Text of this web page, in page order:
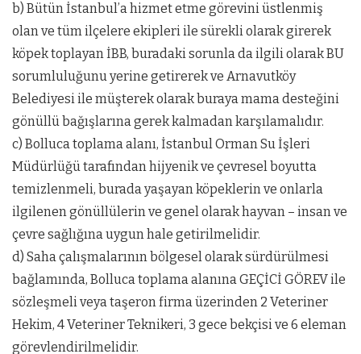
b) Bütün İstanbul’a hizmet etme görevini üstlenmiş
olan ve tüm ilçelere ekipleri ile sürekli olarak girerek
köpek toplayan İBB, buradaki sorunla da ilgili olarak BU
sorumluluğunu yerine getirerek ve Arnavutköy
Belediyesi ile müşterek olarak buraya mama desteğini
gönüllü bağışlarına gerek kalmadan karşılamalıdır.
c) Bolluca toplama alanı, İstanbul Orman Su İşleri
Müdürlüğü tarafından hijyenik ve çevresel boyutta
temizlenmeli, burada yaşayan köpeklerin ve onlarla
ilgilenen gönüllülerin ve genel olarak hayvan – insan ve
çevre sağlığına uygun hale getirilmelidir.
d) Saha çalışmalarının bölgesel olarak sürdürülmesi
bağlamında, Bolluca toplama alanına GEÇİCİ GÖREV ile
sözleşmeli veya taşeron firma üzerinden 2 Veteriner
Hekim, 4 Veteriner Teknikeri, 3 gece bekçisi ve 6 eleman
görevlendirilmelidir.